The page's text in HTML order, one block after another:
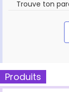
Trouve ton
Produits